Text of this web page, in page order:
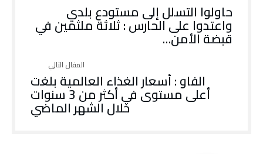
حاولوا التسلل إلى مستودع بلدي
واعتدوا على الحارس : ثلاثة ملثمين في
قبضة الأمن…
الفاو : أسعار الغذاء العالمية بلغت
أعلى مستوى في أكثر من 3 سنوات
خلال الشهر الماضي